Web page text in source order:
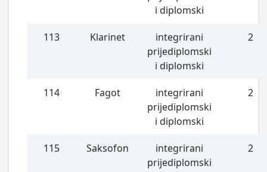
i diplomski
113 Klarinet
integrirani
prijediplomski
i diplomski
2
114 Fagot
integrirani
prijediplomski
i diplomski
2
115 Saksofon
integrirani
prijediplomski
2